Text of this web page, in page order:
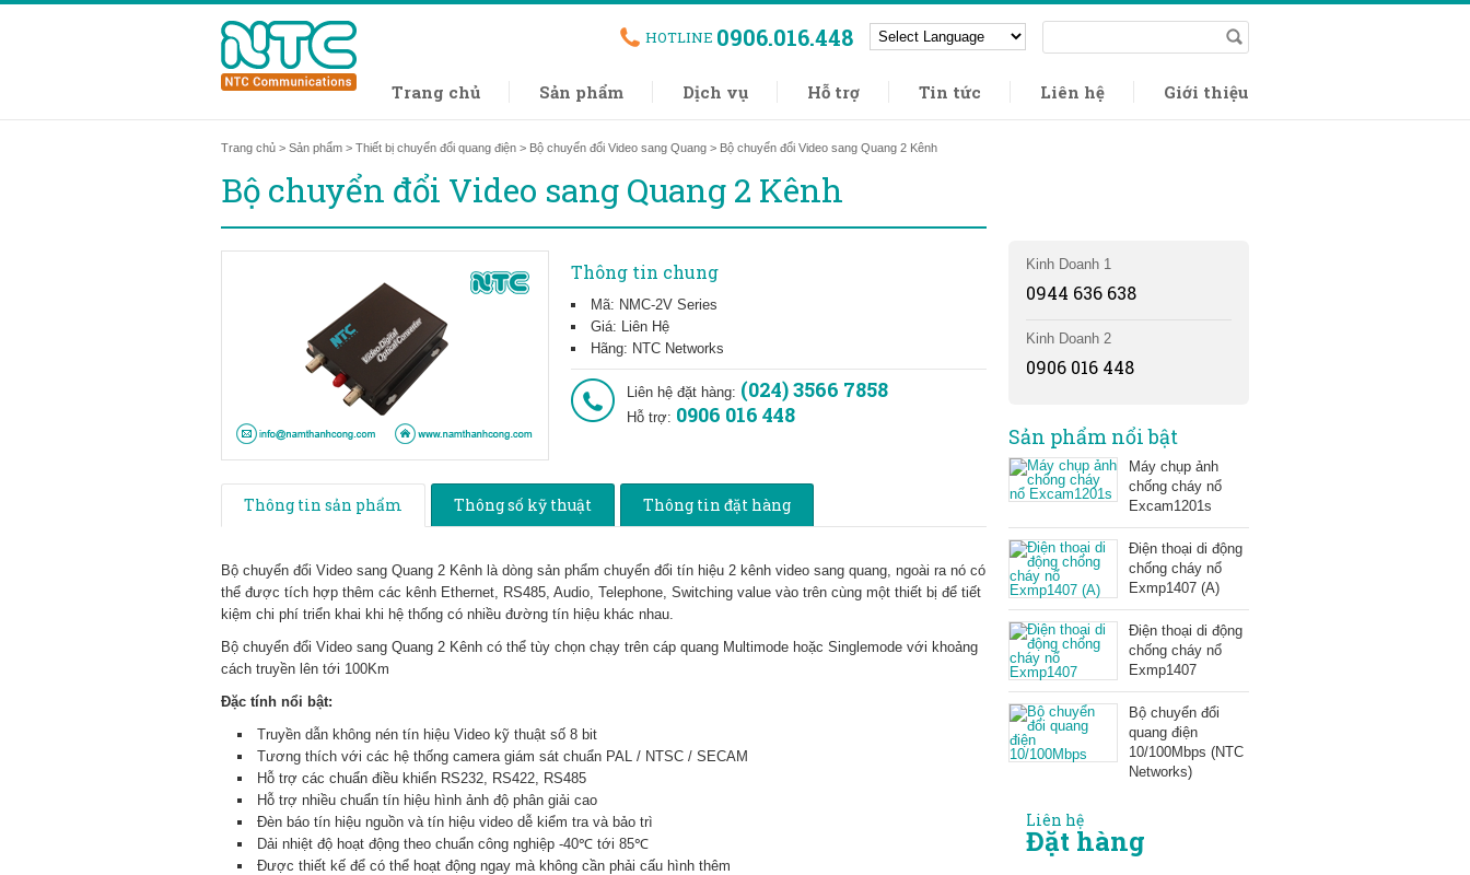
HOTLINE 0906.016.448
Trang chủ Sản phẩm Dịch vụ Hỗ trợ Tin tức Liên hệ Giới thiệu
Trang chủ > Sản phẩm > Thiết bị chuyển đổi quang điện > Bộ chuyển đổi Video sang Quang > Bộ chuyển đổi Video sang Quang 2 Kênh
Bộ chuyển đổi Video sang Quang 2 Kênh
Thông tin chung
Mã: NMC-2V Series
Giá: Liên Hệ
Hãng: NTC Networks
Liên hệ đặt hàng: (024) 3566 7858
Hỗ trợ: 0906 016 448
Thông tin sản phẩm Thông số kỹ thuật Thông tin đặt hàng
Bộ chuyển đổi Video sang Quang 2 Kênh là dòng sản phẩm chuyển đổi tín hiệu 2 kênh video sang quang, ngoài ra nó có
thể được tích hợp thêm các kênh Ethernet, RS485, Audio, Telephone, Switching value vào trên cùng một thiết bị để tiết
kiệm chi phí triển khai khi hệ thống có nhiều đường tín hiệu khác nhau.
Bộ chuyển đổi Video sang Quang 2 Kênh có thể tùy chọn chạy trên cáp quang Multimode hoặc Singlemode với khoảng
cách truyền lên tới 100Km
Đặc tính nổi bật:
Truyền dẫn không nén tín hiệu Video kỹ thuật số 8 bit
Tương thích với các hệ thống camera giám sát chuẩn PAL / NTSC / SECAM
Hỗ trợ các chuẩn điều khiển RS232, RS422, RS485
Hỗ trợ nhiều chuẩn tín hiệu hình ảnh độ phân giải cao
Đèn báo tín hiệu nguồn và tín hiệu video dễ kiểm tra và bảo trì
Dải nhiệt độ hoạt động theo chuẩn công nghiệp -40℃ tới 85℃
Được thiết kế để có thể hoạt động ngay mà không cần phải cấu hình thêm
Kinh Doanh 1
0944 636 638
Kinh Doanh 2
0906 016 448
Sản phẩm nổi bật
Máy chụp ảnh
chống cháy nổ
Excam1201s
Điện thoại di động
chống cháy nổ
Exmp1407 (A)
Điện thoại di động
chống cháy nổ
Exmp1407
Bộ chuyển đổi
quang điện
10/100Mbps (NTC
Networks)
Liên hệ
Đặt hàng